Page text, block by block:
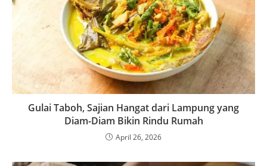
Gulai Taboh, Sajian Hangat dari Lampung yang
Diam-Diam Bikin Rindu Rumah
April 26, 2026